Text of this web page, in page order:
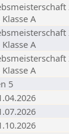
A
A
A
5